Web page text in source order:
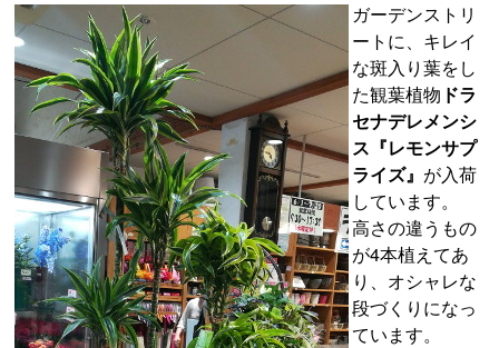
ガーデンストリ
ートに、キレイ
な斑入り葉をし
た観葉植物 ドラ
セナデレメンシ
ス『レモンサプ
ライズ』 が入荷
しています。
高さの違うもの
が4本植えてあ
り、オシャレな
段づくりになっ
ています。